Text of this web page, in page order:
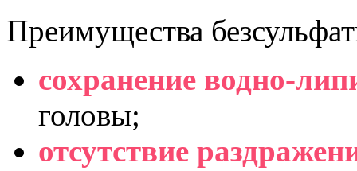
Преимущества
сохранение водно-
головы;
отсутствие